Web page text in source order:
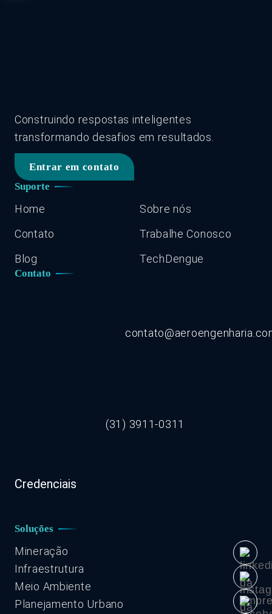
Construindo respostas inteligentes
transformando desafios em resultados.
Entrar em contato
Suporte
Home
Sobre nós
Contato
Trabalhe Conosco
Blog
TechDengue
Contato
(31) 3911-0311
Credenciais
Soluções
Mineração
Infraestrutura
Meio Ambiente
Planejamento Urbano